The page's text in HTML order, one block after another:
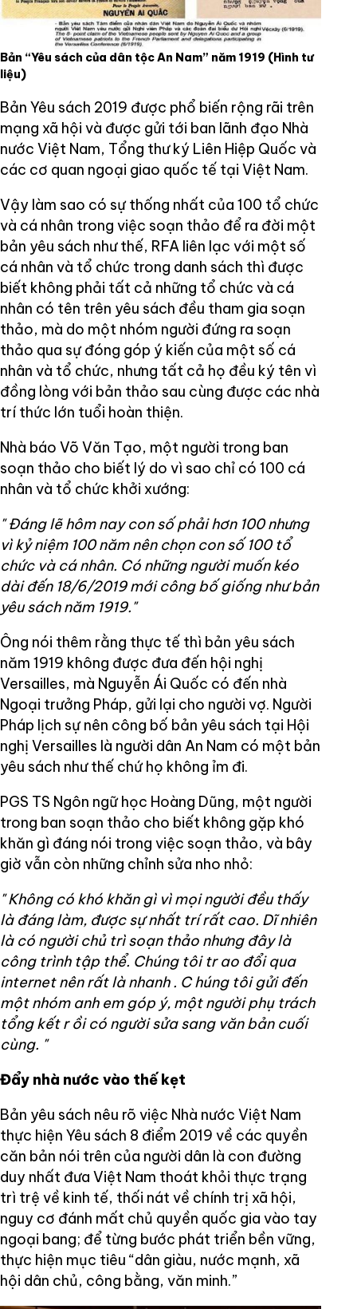
Bản “Yêu sách của dân tộc An Nam” năm 1919 (Hình tư
liệu)
Bản Yêu sách 2019 được phổ biến rộng rãi trên
mạng xã hội và được gửi tới ban lãnh đạo Nhà
nước Việt Nam, Tổng thư ký Liên Hiệp Quốc và
các cơ quan ngoại giao quốc tế tại Việt Nam.
Vậy làm sao có sự thống nhất của 100 tổ chức
và cá nhân trong việc soạn thảo để ra đời một
bản yêu sách như thế, RFA liên lạc với một số
cá nhân và tổ chức trong danh sách thì được
biết không phải tất cả những tổ chức và cá
nhân có tên trên yêu sách đều tham gia soạn
thảo, mà do một nhóm người đứng ra soạn
thảo qua sự đóng góp ý kiến của một số cá
nhân và tổ chức, nhưng tất cả họ đều ký tên vì
đồng lòng với bản thảo sau cùng được các nhà
trí thức lớn tuổi hoàn thiện.
Nhà báo Võ Văn Tạo, một người trong ban
soạn thảo cho biết lý do vì sao chỉ có 100 cá
nhân và tổ chức khởi xướng:
" Đáng lẽ hôm nay con số phải hơn 100 nhưng
vì kỷ niệm 100 năm nên chọn con số 100 tổ
chức và cá nhân. Có những người muốn kéo
dài đến 18/6/2019 mới công bố giống như bản
yêu sách năm 1919."
Ông nói thêm rằng thực tế thì bản yêu sách
năm 1919 không được đưa đến hội nghị
Versailles, mà Nguyễn Ái Quốc có đến nhà
Ngoại trưởng Pháp, gửi lại cho người vợ. Người
Pháp lịch sự nên công bố bản yêu sách tại Hội
nghị Versailles là người dân An Nam có một bản
yêu sách như thế chứ họ không ỉm đi.
PGS TS Ngôn ngữ học Hoàng Dũng, một người
trong ban soạn thảo cho biết không gặp khó
khăn gì đáng nói trong việc soạn thảo, và bây
giờ vẫn còn những chỉnh sửa nho nhỏ:
" Không có khó khăn gì vì mọi người đều thấy
là đáng làm, được sự nhất trí rất cao. Dĩ nhiên
là có người chủ trì soạn thảo nhưng đây là
công trình tập thể. Chúng tôi tr ao đổi qua
internet nên rất là nhanh . C húng tôi gửi đến
một nhóm anh em góp ý, một người phụ trách
tổng kết r ồicó người sửa sang văn bản cuối
cùng. "
Đẩy nhà nước vào thế kẹt
Bản yêu sách nêu rõ việc Nhà nước Việt Nam
thực hiện Yêu sách 8 điểm 2019 về các quyền
căn bản nói trên của người dân là con đường
duy nhất đưa Việt Nam thoát khỏi thực trạng
trì trệ về kinh tế, thối nát về chính trị xã hội,
nguy cơ đánh mất chủ quyền quốc gia vào tay
ngoại bang; để từng bước phát triển bền vững,
thực hiện mục tiêu “dân giàu, nước mạnh, xã
hội dân chủ, công bằng, văn minh.”